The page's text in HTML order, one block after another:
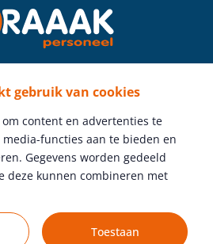
gebruik van cookies
content en advertenties te
functies aan te bieden en
Gegevens worden gedeeld
deze kunnen combineren met
Toestaan
Volg ons
plaatsen